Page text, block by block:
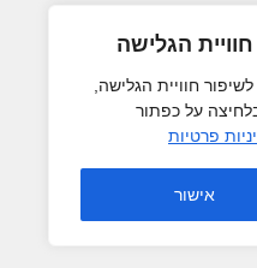
הגלישה
חוויית הגלישה,
על כפתור
פרטיות
אישור